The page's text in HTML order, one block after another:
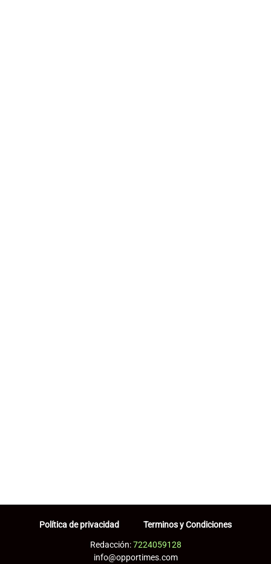
Política de privacidad Terminos y Condiciones
Redacción:7224059128
info@opportimes.com